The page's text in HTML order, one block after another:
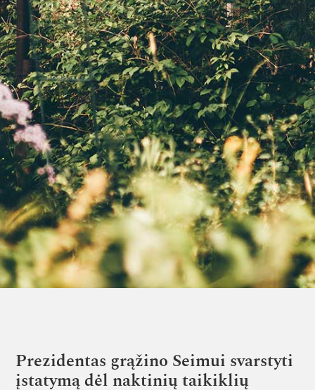
Prezidentas grąžino Seimui svarstyti
įstatymą dėl naktinių taikiklių